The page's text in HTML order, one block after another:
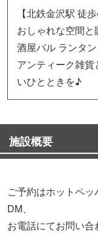
【北鉄金沢駅 徒歩
おしゃれな空間
酒屋バル ランタン
アンティーク雑
いひとときを♪
施設概要
ご予約はホットペ
DM、
お電話にてお問い合